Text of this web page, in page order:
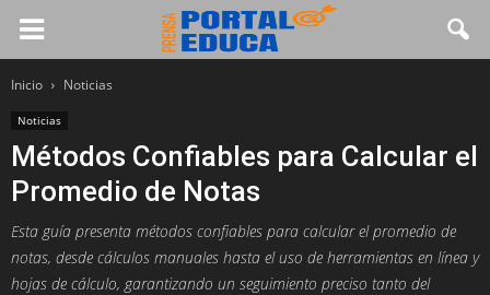
Inicio Noticias
Noticias
Métodos Confiables para Calcular el
Promedio de Notas
Esta guía presenta métodos confiables para calcular el promedio de
notas, desde cálculos manuales hasta el uso de herramientas en línea y
hojas de cálculo, garantizando un seguimiento preciso tanto del